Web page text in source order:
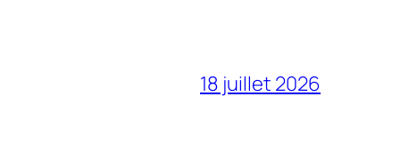
18 juillet 2026